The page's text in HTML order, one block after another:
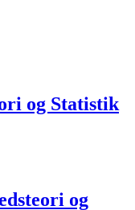
og Statistik
og